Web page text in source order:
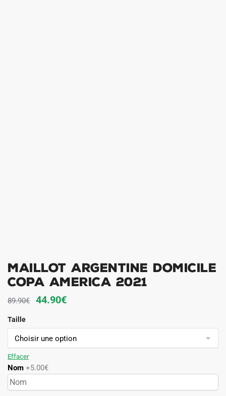
MAILLOT ARGENTINE DOMICILE
COPA AMERICA 2021
89.90€
Le
initial
était :
44.90€Le
actuel
est :
Taille
Effacer
Nom +5.00€